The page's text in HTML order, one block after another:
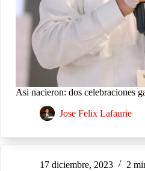
Asi nacieron: dos celebraciones
Jose Felix Lafaurie
17 diciembre, 2023 2